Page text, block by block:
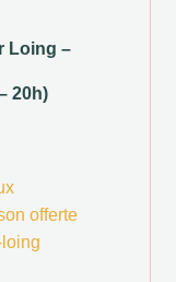
Loing –
20h)
offerte